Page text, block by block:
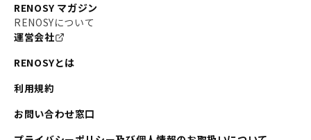
RENOSY マガジン
RENOSYについて
運営会社
RENOSYとは
利用規約
お問い合わせ窓口